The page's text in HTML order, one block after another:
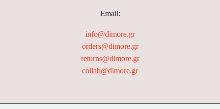
Email:
info@dimore.gr
orders@dimore.gr
returns@dimore.gr
collab@dimore.gr